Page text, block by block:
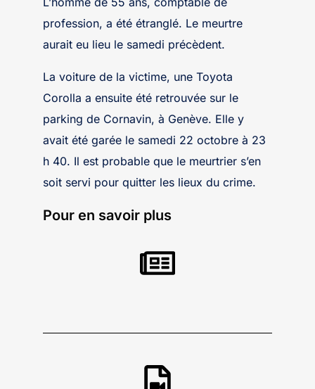
profession, a été étranglé. Le meurtre
aurait eu lieu le samedi précèdent.
La voiture de la victime, une Toyota
Corolla a ensuite été retrouvée sur le
parking de Cornavin, à Genève. Elle y
avait été garée le samedi 22 octobre à 23
h 40. Il est probable que le meurtrier s’en
soit servi pour quitter les lieux du crime.
Pour en savoir plus